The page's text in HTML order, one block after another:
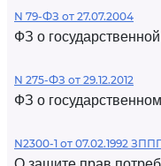
N 79-ФЗ от 27.07.2004
ФЗ о
N 275-ФЗ от 29.12.2012
ФЗ о
N2300-1 от 07.02.1992